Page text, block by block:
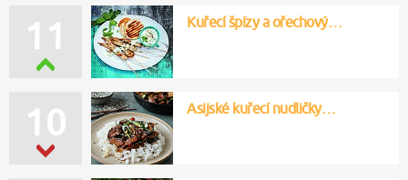
12 Kuřecí špízy a ořechový…
10 Asijské kuřecí nudličky…